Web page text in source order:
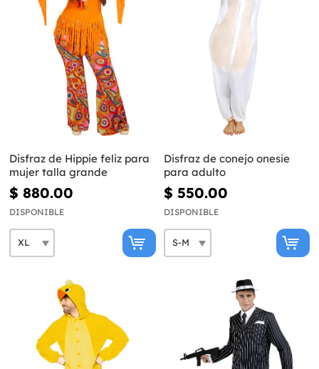
Disfraz de Hippie feliz para
mujer talla grande
$ 880.00
DISPONIBLE
Disfraz de conejo onesie
para adulto
$ 550.00
DISPONIBLE